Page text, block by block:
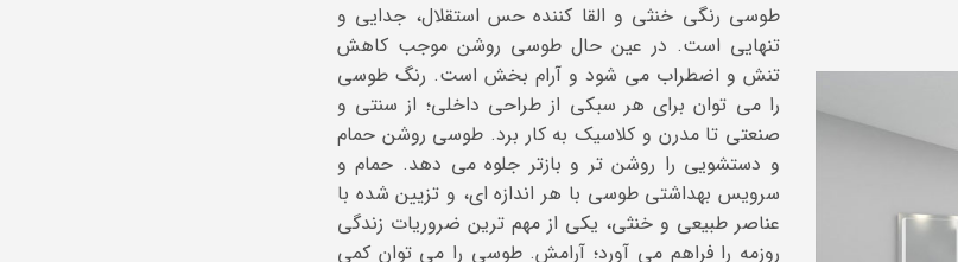
طوسی رنگی خنثی و القا کننده حس استقلال، جدایی و
تنهایی است. در عین حال طوسی روشن موجب کاهش
تنش و اضطراب می شود و آرام بخش است. رنگ طوسی
را می توان برای هر سبکی از طراحی داخلی؛ از سنتی و
صنعتی تا مدرن و کلاسیک به کار برد. طوسی روشن حمام
و دستشویی را روشن تر و بازتر جلوه می دهد. حمام و
سرویس بهداشتی طوسی با هر اندازه ای، و تزیین شده با
عناصر طبیعی و خنثی، یکی از مهم ترین ضروریات زندگی
روزمه را فراهم می آورد؛ آرامش. طوسی را می توان کمی